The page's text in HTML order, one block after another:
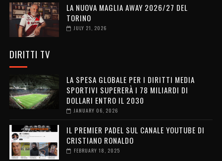
LA NUOVA MAGLIA AWAY 2026/27 DEL
TORINO
JULY 21, 2026
DIRITTI TV
LA SPESA GLOBALE PER I DIRITTI MEDIA
SPORTIVI SUPERERÀ I 78 MILIARDI DI
DOLLARI ENTRO IL 2030
JANUARY 06, 2026
IL PREMIER PADEL SUL CANALE YOUTUBE DI
CRISTIANO RONALDO
FEBRUARY 18, 2025